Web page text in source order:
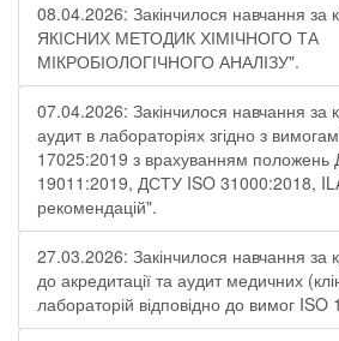
08.04.2026: Закінчилося навчання за
ЯКІСНИХ МЕТОДИК ХІМІЧНОГО ТА
МІКРОБІОЛОГІЧНОГО АНАЛІЗУ".
07.04.2026: Закінчилося навчання за
аудит в лабораторіях згідно з
17025:2019 з врахуванням
19011:2019, ДСТУ ISO 31000:2018,
рекомендацій".
27.03.2026: Закінчилося навчання за
до акредитації та аудит медичних
лабораторій відповідно до вимог